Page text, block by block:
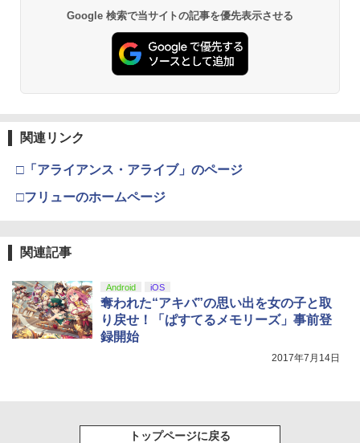
Google 検索で当サイトの記事を優先表示させる
関連リンク
□「アライアンス・アライブ」のページ
□フリューのホームページ
関連記事
Android iOS
奪われた“アキバ”の思い出を女の子と取
り戻せ！「ぱすてるメモリーズ」事前登
録開始
2017年7月14日
トップページに戻る